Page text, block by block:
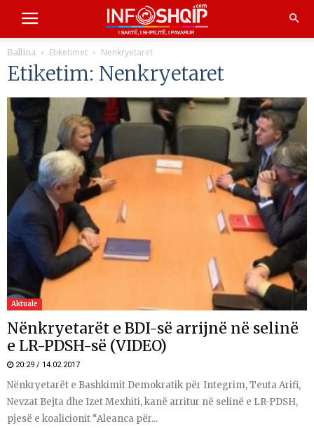
Ballina Etiketimet Nenkryetaret
Etiketim: Nenkryetaret
Aktuale
Nënkryetarët e BDI-së arrijnë në selinë
e LR-PDSH-së (VIDEO)
20:29 / 14.02.2017
Nënkryetarët e Bashkimit Demokratik për Integrim, Teuta Arifi,
Nevzat Bejta dhe Izet Mexhiti, kanë arritur në selinë e LR-PDSH,
pjesë e koalicionit “Aleanca për...